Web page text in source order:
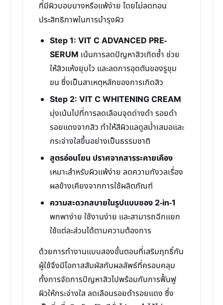
ที่มีผิวบอบบางหรือแพ้ง่าย โดยไม่ลดทอน
ประสิทธิภาพในการบำรุงผิว
Step 1: VIT C ADVANCED PRE-
SERUM เน้นการลดปัญหาสิวเกิดซ้ำ ช่วย
ให้สิวแห้งยุบไว และลดการอุดตันของรูขุม
ขน ซึ่งเป็นสาเหตุหลักของการเกิดสิว
Step 2: VIT C WHITENING CREAM
มุ่งเน้นไปที่การลดเลือนจุดด่างดำ รอยดำ
รอยแดงจากสิว ทำให้สีผิวแลดูสม่ำเสมอและ
กระจ่างใสขึ้นอย่างเป็นธรรมชาติ
สูตรอ่อนโยน ปราศจากสารระคายเคือง
เหมาะสำหรับผิวแพ้ง่าย ลดความกังวลเรื่อง
ผลข้างเคียงจากการใช้ผลิตภัณฑ์
ความสะดวกสบายในรูปแบบซอง 2-in-1
พกพาง่าย ใช้งานง่าย และสามารถฉีกแยก
ใช้แต่ละส่วนได้ตามความต้องการ
ด้วยการทำงานแบบสองขั้นตอนที่เสริมฤทธิ์กัน
ผู้ใช้จึงมีโอกาสสัมผัสกับผลลัพธ์ที่ครอบคลุม
ทั้งการจัดการปัญหาสิวไปพร้อมกับการฟื้นฟู
ผิวให้กระจ่างใส ลดเลือนรอยดำรอยแดง ซึ่ง